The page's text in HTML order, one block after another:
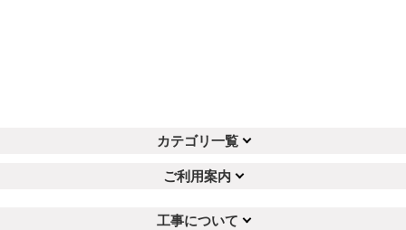
カテゴリ一覧
ご利用案内
工事について